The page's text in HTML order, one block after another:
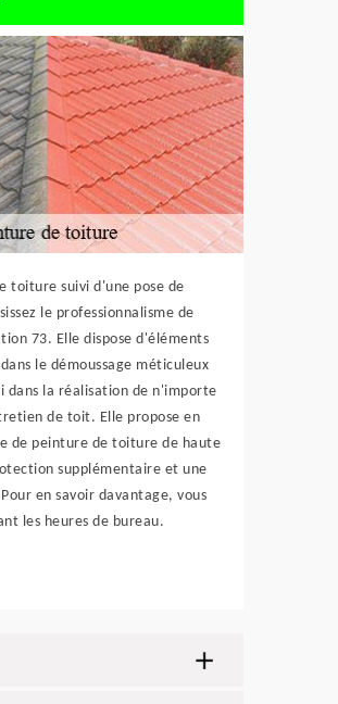
toiture suivi d'une pose de
le professionnalisme de
73. Elle dispose d'éléments
le démoussage méticuleux
dans la réalisation de n'importe
de toit. Elle propose en
de peinture de toiture de haute
supplémentaire et une
en savoir davantage, vous
les heures de bureau.